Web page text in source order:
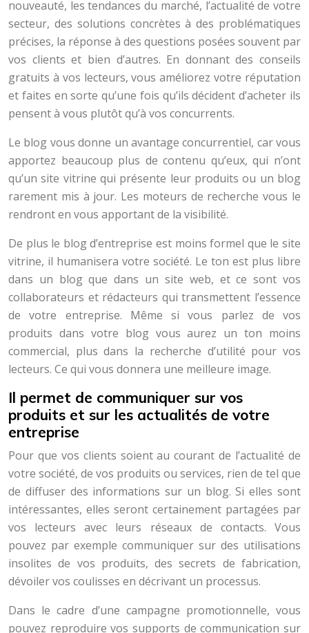
nouveauté, les tendances du marché, l’actualité de votre
secteur, des solutions concrètes à des problématiques
précises, la réponse à des questions posées souvent par
vos clients et bien d’autres. En donnant des conseils
gratuits à vos lecteurs, vous améliorez votre réputation
et faites en sorte qu’une fois qu’ils décident d’acheter ils
pensent à vous plutôt qu’à vos concurrents.
Le blog vous donne un avantage concurrentiel, car vous
apportez beaucoup plus de contenu qu’eux, qui n’ont
qu’un site vitrine qui présente leur produits ou un blog
rarement mis à jour. Les moteurs de recherche vous le
rendront en vous apportant de la visibilité.
De plus le blog d’entreprise est moins formel que le site
vitrine, il humanisera votre société. Le ton est plus libre
dans un blog que dans un site web, et ce sont vos
collaborateurs et rédacteurs qui transmettent l’essence
de votre entreprise. Même si vous parlez de vos
produits dans votre blog vous aurez un ton moins
commercial, plus dans la recherche d’utilité pour vos
lecteurs. Ce qui vous donnera une meilleure image.
Il permet de communiquer sur vos
produits et sur les actualités de votre
entreprise
Pour que vos clients soient au courant de l’actualité de
votre société, de vos produits ou services, rien de tel que
de diffuser des informations sur un blog. Si elles sont
intéressantes, elles seront certainement partagées par
vos lecteurs avec leurs réseaux de contacts. Vous
pouvez par exemple communiquer sur des utilisations
insolites de vos produits, des secrets de fabrication,
dévoiler vos coulisses en décrivant un processus.
Dans le cadre d’une campagne promotionnelle, vous
pouvez reproduire vos supports de communication sur